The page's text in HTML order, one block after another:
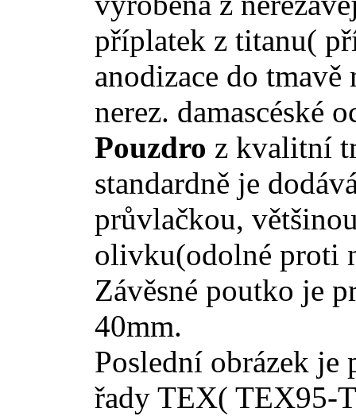
příplatek z titanu(
anodizace do tmavě
nerez. damascéské
Pouzdro z kvalitní
standardně je
průvlačkou,
olivku(odolné proti
Závěsné poutko je
40mm.
Poslední obrázek
řady TEX( TEX95-